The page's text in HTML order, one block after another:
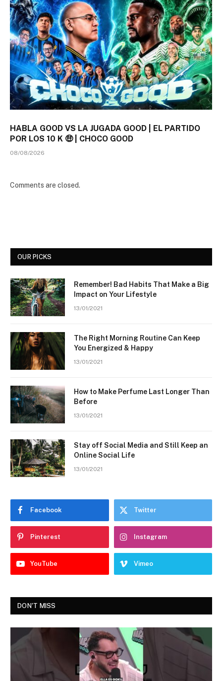
HABLA GOOD VS LA JUGADA GOOD | EL PARTIDO
POR LOS 10 K 🤑 | CHOCO GOOD
08/08/2026
Comments are closed.
OUR PICKS
Remember! Bad Habits That Make a Big
Impact on Your Lifestyle
13/01/2021
The Right Morning Routine Can Keep
You Energized & Happy
13/01/2021
How to Make Perfume Last Longer Than
Before
13/01/2021
Stay off Social Media and Still Keep an
Online Social Life
13/01/2021
Facebook Twitter
Pinterest Instagram
YouTube Vimeo
DON'T MISS